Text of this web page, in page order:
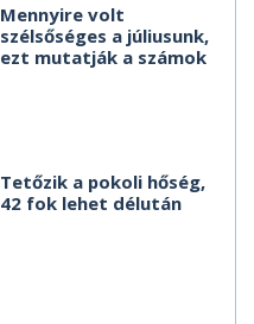
Mennyire volt
szélsőséges a júliusunk,
ezt mutatják a számok
Tetőzik a pokoli hőség,
42 fok lehet délután